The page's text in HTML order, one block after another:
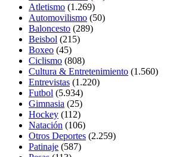
Atletismo (1.269)
Automovilismo (50)
Baloncesto (289)
Beisbol (215)
Boxeo (45)
Ciclismo (808)
Cultura & Entretenimiento (1.560)
Entrevistas (1.220)
Futbol (5.934)
Gimnasia (25)
Hockey (112)
Natación (106)
Otros Deportes (2.259)
Patinaje (587)